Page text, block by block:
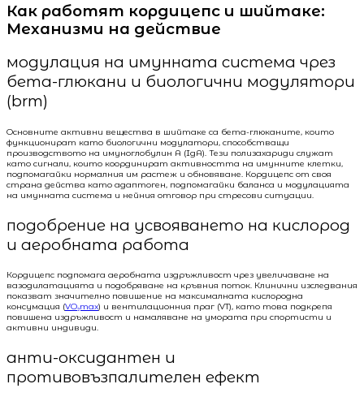
Как работят кордицепс и шийтаке:
Механизми на действие
модулация на имунната система чрез
бета-глюкани и биологични модулятори
(brm)
Основните активни вещества в шийтаке са бета-глюканите, които
функционират като биологични модулатори, способстващи
производството на имуноглобулин A (IgA). Тези полизахариди служат
като сигнали, които координират активността на имунните клетки,
подпомагайки нормалния им растеж и обновяване. Кордицепс от своя
страна действа като адаптоген, подпомагайки баланса и модулацията
на имунната система и нейния отговор при стресови ситуации.
подобрение на усвояването на кислород
и аеробната работа
Кордицепс подпомага аеробната издръжливост чрез увеличаване на
вазодилатацията и подобряване на кръвния поток. Клинични изследвания
показват значително повишение на максималната кислородна
консумация (VO₂max) и вентилационния праг (VT), като това подкрепя
повишена издръжливост и намаляване на умората при спортисти и
активни индивиди.
анти-оксидантен и
противовъзпалителен ефект